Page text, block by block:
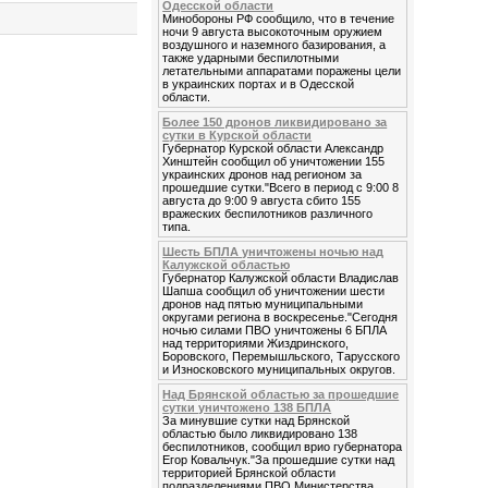
Одесской области
Минобороны РФ сообщило, что в течение
ночи 9 августа высокоточным оружием
воздушного и наземного базирования, а
также ударными беспилотными
летательными аппаратами поражены цели
в украинских портах и в Одесской
области.
Более 150 дронов ликвидировано за
сутки в Курской области
Губернатор Курской области Александр
Хинштейн сообщил об уничтожении 155
украинских дронов над регионом за
прошедшие сутки."Всего в период с 9:00 8
августа до 9:00 9 августа сбито 155
вражеских беспилотников различного
типа.
Шесть БПЛА уничтожены ночью над
Калужской областью
Губернатор Калужской области Владислав
Шапша сообщил об уничтожении шести
дронов над пятью муниципальными
округами региона в воскресенье."Сегодня
ночью силами ПВО уничтожены 6 БПЛА
над территориями Жиздринского,
Боровского, Перемышльского, Тарусского
и Износковского муниципальных округов.
Над Брянской областью за прошедшие
сутки уничтожено 138 БПЛА
За минувшие сутки над Брянской
областью было ликвидировано 138
беспилотников, сообщил врио губернатора
Егор Ковальчук."За прошедшие сутки над
территорией Брянской области